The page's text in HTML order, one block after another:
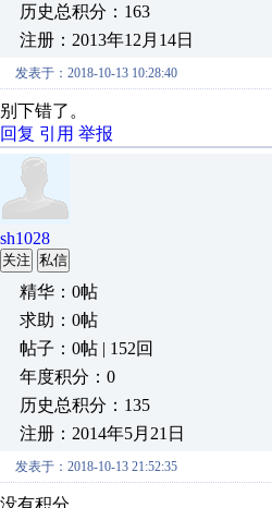
历史总积分：163
注册：2013年12月14日
发表于：2018-10-13 10:28:40
别下错了。
回复 引用 举报
sh1028
关注 私信
精华：0帖
求助：0帖
帖子：0帖 | 152回
年度积分：0
历史总积分：135
注册：2014年5月21日
发表于：2018-10-13 21:52:35
没有积分。